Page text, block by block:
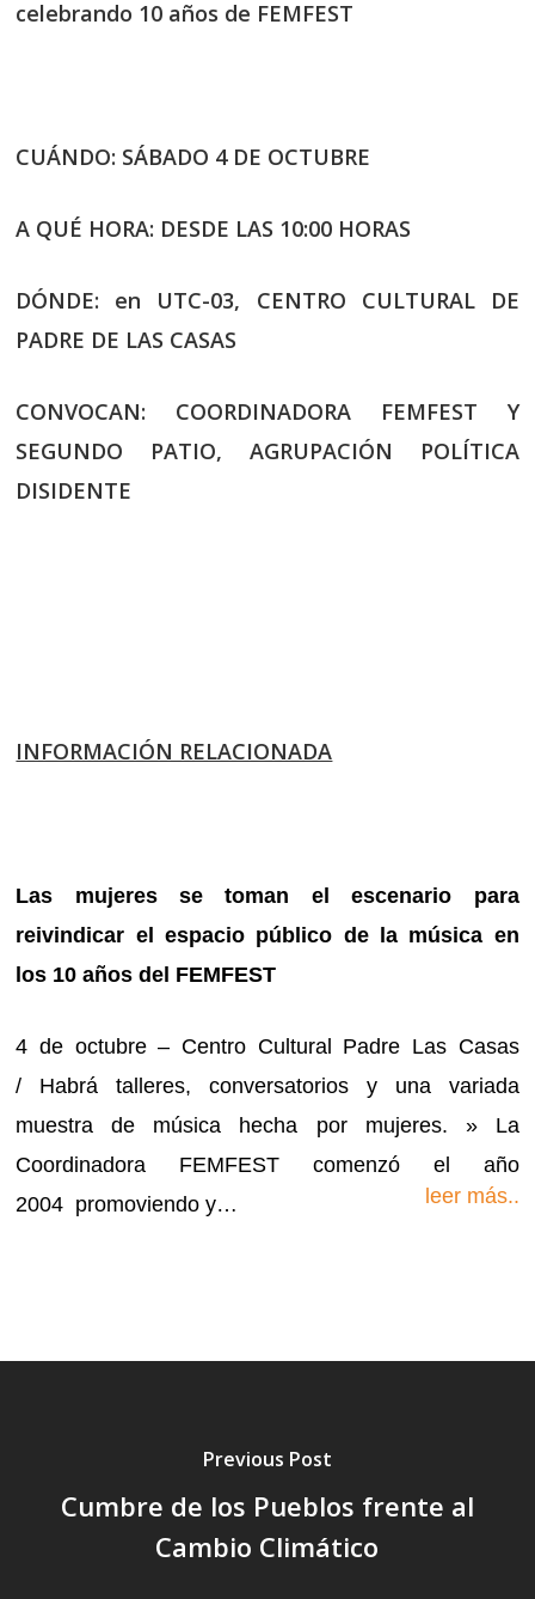
celebrando 10 años de FEMFEST
CUÁNDO: SÁBADO 4 DE OCTUBRE
A QUÉ HORA: DESDE LAS 10:00 HORAS
DÓNDE: en UTC-03, CENTRO CULTURAL DE
PADRE DE LAS CASAS
CONVOCAN: COORDINADORA FEMFEST Y
SEGUNDO PATIO, AGRUPACIÓN POLÍTICA
DISIDENTE
INFORMACIÓN RELACIONADA
Las mujeres se toman el escenario para
reivindicar el espacio público de la música en
los 10 años del FEMFEST
4 de octubre – Centro Cultural Padre Las Casas
/ Habrá talleres, conversatorios y una variada
muestra de música hecha por mujeres. » La
Coordinadora FEMFEST comenzó el año
2004 promoviendo y…
leer más..
Previous Post
Cumbre de los Pueblos frente al
Cambio Climático